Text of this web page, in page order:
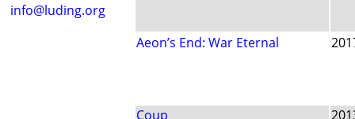
info@luding.org
Aeon’s End: War Eternal
Coup